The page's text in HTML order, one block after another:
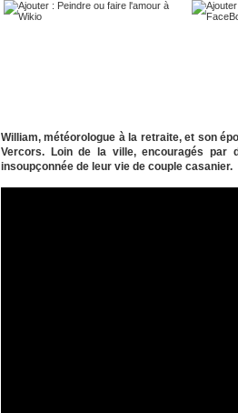
William, météorologue à la retraite, et son
Vercors. Loin de la ville, encouragés par
insoupçonnée de leur vie de couple casanier.